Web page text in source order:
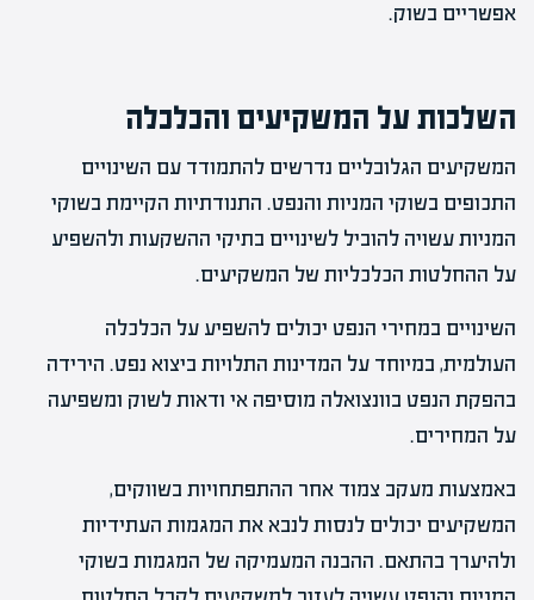
אפשריים בשוק.
השלכות על המשקיעים והכלכלה
המשקיעים הגלובליים נדרשים להתמודד עם השינויים
התכופים בשוקי המניות והנפט. התנודתיות הקיימת בשוקי
המניות עשויה להוביל לשינויים בתיקי ההשקעות ולהשפיע
על ההחלטות הכלכליות של המשקיעים.
השינויים במחירי הנפט יכולים להשפיע על הכלכלה
העולמית, במיוחד על המדינות התלויות ביצוא נפט. הירידה
בהפקת הנפט בוונצואלה מוסיפה אי ודאות לשוק ומשפיעה
על המחירים.
באמצעות מעקב צמוד אחר ההתפתחויות בשווקים,
המשקיעים יכולים לנסות לנבא את המגמות העתידיות
ולהיערך בהתאם. ההבנה המעמיקה של המגמות בשוקי